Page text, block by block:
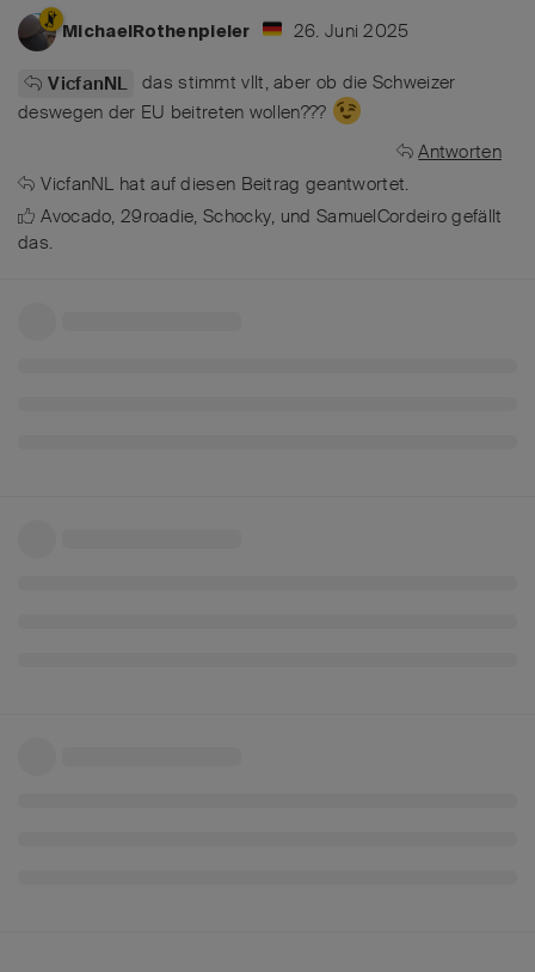
MichaelRothenpieler 26. Juni 2025
VicfanNL
das stimmt vllt, aber ob die Schweizer
deswegen der EU beitreten wollen???
Antworten
VicfanNL hat auf diesen Beitrag geantwortet.
Avocado,29roadie,Schocky, und SamuelCordeiro gefällt
das.